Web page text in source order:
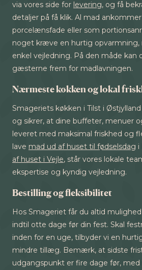
via vores side for levering, og få
detaljer på få klik. Al mad
porcelænsfade eller som
noget kræve en hurtig opvarmning,
enkel vejledning. På den måde kan
gæsterne frem for madlavningen.
Nærmeste køkken og lokal
Smageriets køkken i Tilst i
og sikrer, at dine buffeter, menuer
leveret med maksimal friskhed og
lave mad ud af huset til fødselsdag i
af huset i Vejle, står vores lokale
ekspertise og kyndig vejledning.
Bestilling og fleksibilitet
Hos Smageriet får du altid
indtil otte dage før din fest. Skal
inden for en uge, tilbyder vi en
mindre tillæg. Bemærk, at sidste
udgangspunkt er fire dage før,